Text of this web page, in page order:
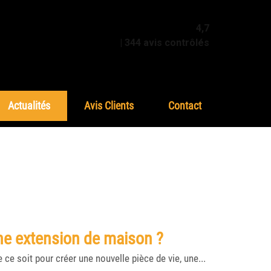
4,7
| 344 avis contrôlés
Actualités Avis Clients Contact
extension de maison ?
soit pour créer une nouvelle pièce de vie, une...